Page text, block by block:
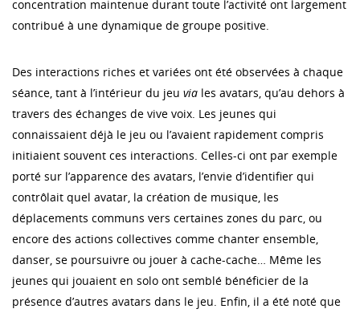
concentration maintenue durant toute l’activité ont largement
contribué à une dynamique de groupe positive.
Des interactions riches et variées ont été observées à chaque
séance, tant à l’intérieur du jeu via les avatars, qu’au dehors à
travers des échanges de vive voix. Les jeunes qui
connaissaient déjà le jeu ou l’avaient rapidement compris
initiaient souvent ces interactions. Celles-ci ont par exemple
porté sur l’apparence des avatars, l’envie d’identifier qui
contrôlait quel avatar, la création de musique, les
déplacements communs vers certaines zones du parc, ou
encore des actions collectives comme chanter ensemble,
danser, se poursuivre ou jouer à cache-cache… Même les
jeunes qui jouaient en solo ont semblé bénéficier de la
présence d’autres avatars dans le jeu. Enfin, il a été noté que